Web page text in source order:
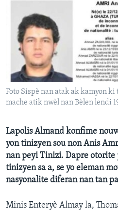
SUIV NOU
Languages
Foto Sispè nan atak ak kamyon ki
mache atik nwèl nan Bèlen lendi
Lapolis Almand konfime
yon tinizyen sou non Anis
nan peyi Tinizi. Dapre otorite
tinizyen sa a, se yo eleman
nasyonalite diferan nan tan
Minis Enteryè Almay la,